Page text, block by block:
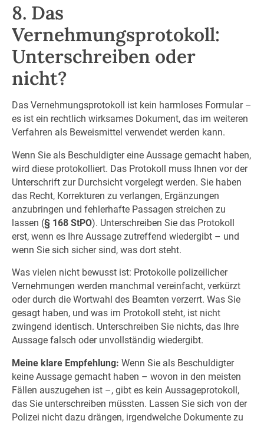
8. Das
Vernehmungsprotokoll:
Unterschreiben oder
nicht?
Das Vernehmungsprotokoll ist kein harmloses Formular –
es ist ein rechtlich wirksames Dokument, das im weiteren
Verfahren als Beweismittel verwendet werden kann.
Wenn Sie als Beschuldigter eine Aussage gemacht haben,
wird diese protokolliert. Das Protokoll muss Ihnen vor der
Unterschrift zur Durchsicht vorgelegt werden. Sie haben
das Recht, Korrekturen zu verlangen, Ergänzungen
anzubringen und fehlerhafte Passagen streichen zu
lassen (§ 168 StPO). Unterschreiben Sie das Protokoll
erst, wenn es Ihre Aussage zutreffend wiedergibt – und
wenn Sie sich sicher sind, was dort steht.
Was vielen nicht bewusst ist: Protokolle polizeilicher
Vernehmungen werden manchmal vereinfacht, verkürzt
oder durch die Wortwahl des Beamten verzerrt. Was Sie
gesagt haben, und was im Protokoll steht, ist nicht
zwingend identisch. Unterschreiben Sie nichts, das Ihre
Aussage falsch oder unvollständig wiedergibt.
Meine klare Empfehlung: Wenn Sie als Beschuldigter
keine Aussage gemacht haben – wovon in den meisten
Fällen auszugehen ist –, gibt es kein Aussageprotokoll,
das Sie unterschreiben müssten. Lassen Sie sich von der
Polizei nicht dazu drängen, irgendwelche Dokumente zu